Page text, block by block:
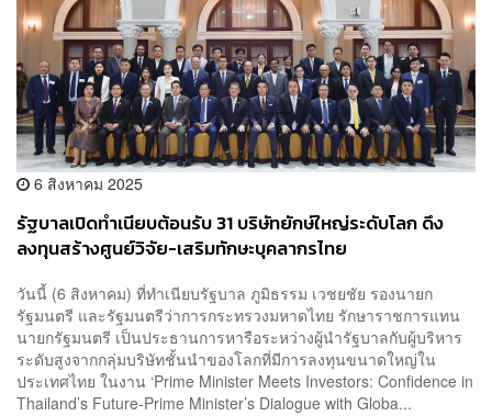
6 สิงหาคม 2025
รัฐบาลเปิดทำเนียบต้อนรับ 31 บริษัทยักษ์ใหญ่ระดับโลก ดึง
ลงทุนสร้างศูนย์วิจัย-เสริมทักษะบุคลากรไทย
วันนี้ (6 สิงหาคม) ที่ทำเนียบรัฐบาล ภูมิธรรม เวชยชัย รองนายก
รัฐมนตรี และรัฐมนตรีว่าการกระทรวงมหาดไทย รักษาราชการแทน
นายกรัฐมนตรี เป็นประธานการหารือระหว่างผู้นำรัฐบาลกับผู้บริหาร
ระดับสูงจากกลุ่มบริษัทชั้นนำของโลกที่มีการลงทุนขนาดใหญ่ใน
ประเทศไทย ในงาน ‘Prime Minister Meets Investors: Confidence in
Thailand’s Future-Prime Minister’s Dialogue with Globa...